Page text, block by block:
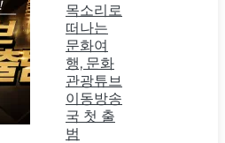
목소리로
떠나는
문화여
행, 문화
관광튜브
이동방송
국 첫 출
범